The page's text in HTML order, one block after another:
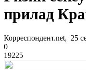
прилад
Корреспондент.net, 25
0
19225